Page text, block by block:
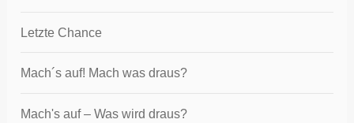
Letzte Chance
Mach´s auf! Mach was draus?
Mach's auf – Was wird draus?